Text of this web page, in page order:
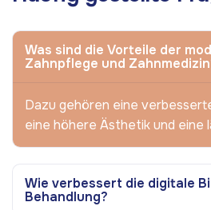
Was sind die Vorteile der
Zahnpflege und
Dazu gehören eine
eine höhere Ästhetik und eine
Wie verbessert die digitale
Behandlung?